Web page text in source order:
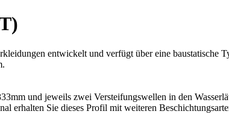
entwickelt und verfügt über eine baustatische
und jeweils zwei Versteifungswellen in den
erhalten Sie dieses Profil mit weiteren